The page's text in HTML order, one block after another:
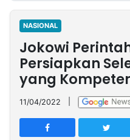
Nasional
International
Olahraga
Entertainment
Daerah
Pariwisata
Kuliner
Kolom
Network
PT
TREETAN
NASIONAL
Jokowi
Persiapkan
yang
11/04/2022